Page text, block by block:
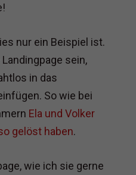
nur ein Beispiel ist.
sein,
in das
So wie bei
Ela und Volker
gelöst haben.
wie ich sie gerne